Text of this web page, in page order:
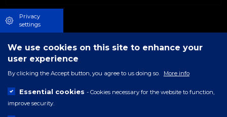
Privacy
settings
We use cookies on this site to enhance your
user experience
By clicking the Accept button, you agree to us doing so. More info
Essential cookies - Cookies necessary for the website to function,
improve security.